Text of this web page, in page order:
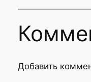
Добавить